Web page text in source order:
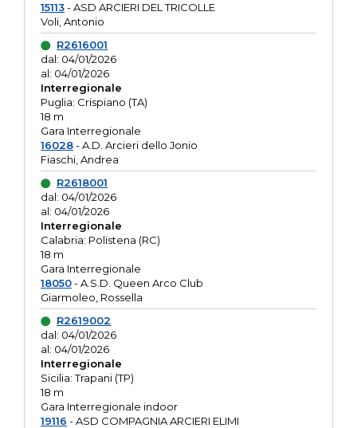
15113- ASD ARCIERI DEL TRICOLLE
Voli, Antonio
R2616001
dal: 04/01/2026
al: 04/01/2026
Interregionale
Puglia: Crispiano (TA)
18 m
Gara Interregionale
16028- A.D. Arcieri dello Jonio
Fiaschi, Andrea
R2618001
dal: 04/01/2026
al: 04/01/2026
Interregionale
Calabria: Polistena (RC)
18 m
Gara Interregionale
18050- A.S.D. Queen Arco Club
Giarmoleo, Rossella
R2619002
dal: 04/01/2026
al: 04/01/2026
Interregionale
Sicilia: Trapani (TP)
18 m
Gara Interregionale indoor
19116 - ASD COMPAGNIA ARCIERI ELIMI